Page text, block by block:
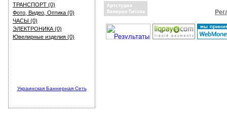
ТРАНСПОРТ (0)
Фото, Видео, Оптика (0)
ЧАСЫ (0)
ЭЛЕКТРОНИКА (0)
Ювелирные изделия (0)
Украинская Баннерная Сеть